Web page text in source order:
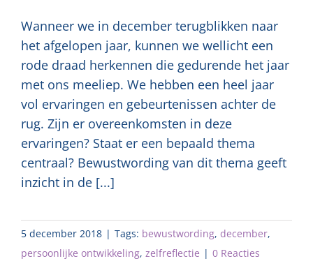
Wanneer we in december terugblikken naar
het afgelopen jaar, kunnen we wellicht een
rode draad herkennen die gedurende het jaar
met ons meeliep. We hebben een heel jaar
vol ervaringen en gebeurtenissen achter de
rug. Zijn er overeenkomsten in deze
ervaringen? Staat er een bepaald thema
centraal? Bewustwording van dit thema geeft
inzicht in de [...]
5 december 2018 | Tags: bewustwording, december,
persoonlijke ontwikkeling, zelfreflectie | 0 Reacties